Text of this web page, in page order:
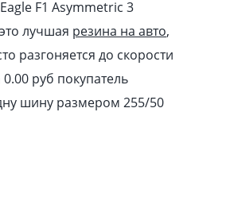
F1 Asymmetric 3
лучшая резина на авто,
разгоняется до скорости
0.00 pуб покупатель
шину размером 255/50